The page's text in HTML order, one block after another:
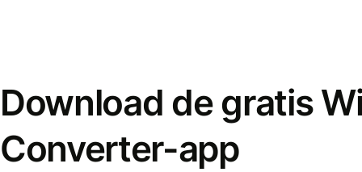
Download de gratis
Converter-app